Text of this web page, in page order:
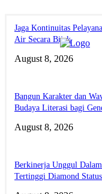
Jaga Kontinuitas
Air Secara Bijak
August 8, 2026
Bangun Karakter dan
Budaya Literasi bagi
August 8, 2026
Berkinerja Unggul Dalam
Tertinggi Diamond